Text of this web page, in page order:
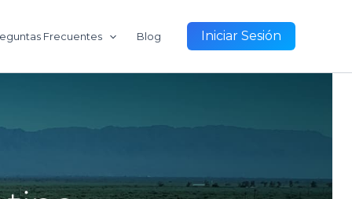
Frecuentes Blog Iniciar Sesión